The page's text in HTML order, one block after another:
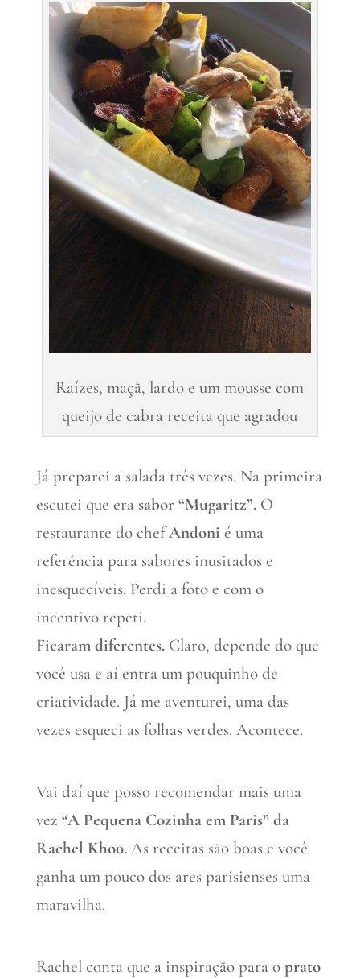
Raízes, maçã, lardo e um mousse com
queijo de cabra receita que agradou
Já preparei a salada três vezes. Na primeira
escutei que era sabor “Mugaritz”.O
restaurante do chefAndoni é uma
referência para sabores inusitados e
inesquecíveis. Perdi a foto e com o
incentivo repeti.
Ficaram diferentes.Claro, depende do que
você usa e aí entra um pouquinho de
criatividade. Já me aventurei, uma das
vezes esqueci as folhas verdes. Acontece.
Vai daí que posso recomendar mais uma
vez “A Pequena Cozinha em Paris” da
Rachel Khoo. As receitas são boas e você
ganha um pouco dos ares parisienses uma
maravilha.
Rachel conta que a inspiração para o prato